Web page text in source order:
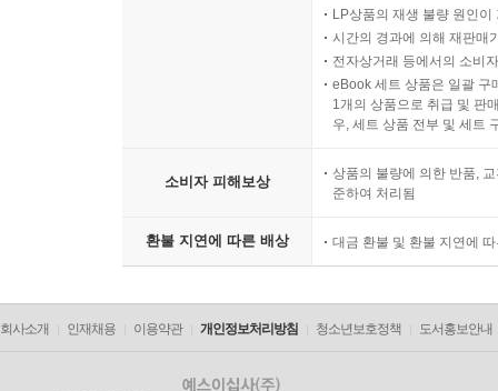
LP상품의 재생 불량 원인
시간의 경과에 의해 재판매
전자상거래 등에서의 소비
eBook 세트 상품은 일괄 구
1개의 상품으로 취급 및 판
우, 세트 상품 전부 및 세트
소비자 피해보상
상품의 불량에 의한 반품,
준하여 처리됨
환불 지연에 따른 배상 대금 환불 및 환불 지연에
회사소개 인재채용 이용약관 개인정보처리방침 청소년보호정책 도서홍보안내